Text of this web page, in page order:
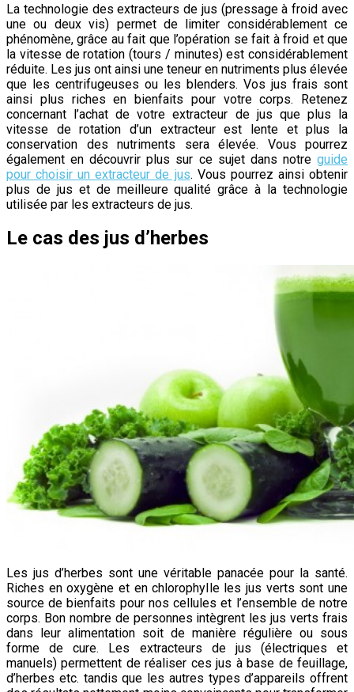
La technologie des extracteurs de jus (pressage à froid avec
une ou deux vis) permet de limiter considérablement ce
phénomène, grâce au fait que l’opération se fait à froid et que
la vitesse de rotation (tours / minutes) est considérablement
réduite. Les jus ont ainsi une teneur en nutriments plus élevée
que les centrifugeuses ou les blenders. Vos jus frais sont
ainsi plus riches en bienfaits pour votre corps. Retenez
concernant l’achat de votre extracteur de jus que plus la
vitesse de rotation d’un extracteur est lente et plus la
conservation des nutriments sera élevée. Vous pourrez
également en découvrir plus sur ce sujet dans notre guide
pour choisir un extracteur de jus. Vous pourrez ainsi obtenir
plus de jus et de meilleure qualité grâce à la technologie
utilisée par les extracteurs de jus.
Le cas des jus d’herbes
Les jus d’herbes sont une véritable panacée pour la santé.
Riches en oxygène et en chlorophylle les jus verts sont une
source de bienfaits pour nos cellules et l’ensemble de notre
corps. Bon nombre de personnes intègrent les jus verts frais
dans leur alimentation soit de manière régulière ou sous
forme de cure. Les extracteurs de jus (électriques et
manuels) permettent de réaliser ces jus à base de feuillage,
d’herbes etc. tandis que les autres types d’appareils offrent